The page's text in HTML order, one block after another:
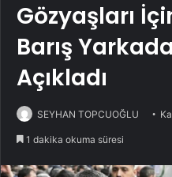
Gözyaşları
Barış
Açıkladı
SEYHAN TOPCUOĞLU
1 dakika okuma süresi